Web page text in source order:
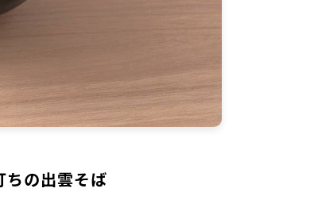
ちの出雲そば